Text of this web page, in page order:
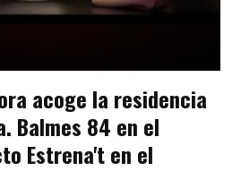
acoge la residencia
Balmes 84 en el
Estrena't en el